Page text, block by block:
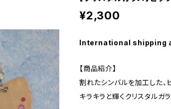
¥2,300
International shipping
【商品紹介】
割れたシンバルを加工した、
キラキラと輝くクリスタルガ